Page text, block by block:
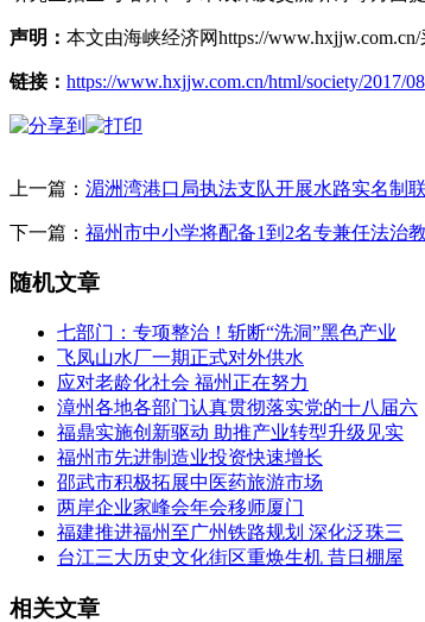
声明： 本文由海峡经济网https://
链接： https://www.hxjjw.com.cn/html/society/2017/
上一篇： 湄洲湾港口局执法支队开展水路实名制
下一篇： 福州市中小学将配备1到2名专兼任法治
随机文章
七部门：专项整治！斩断“洗洞”黑色产业
飞凤山水厂一期正式对外供水
应对老龄化社会 福州正在努力
漳州各地各部门认真贯彻落实党的十八届六
福鼎实施创新驱动 助推产业转型升级见实
福州市先进制造业投资快速增长
邵武市积极拓展中医药旅游市场
两岸企业家峰会年会移师厦门
福建推进福州至广州铁路规划 深化泛珠三
台江三大历史文化街区重焕生机 昔日棚屋
相关文章